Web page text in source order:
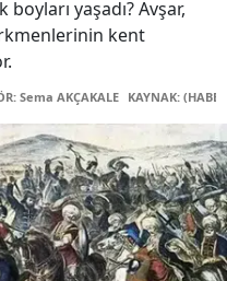
yaşadı? Avşar,
kent
Sema AKÇAKALE KAYNAK: